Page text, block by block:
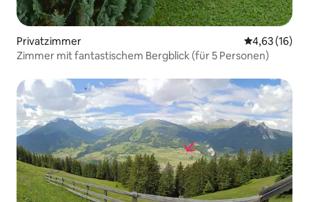
Privatzimmer
4,63 (16)
Zimmer mit fantastischem Bergblick (für 5 Personen)